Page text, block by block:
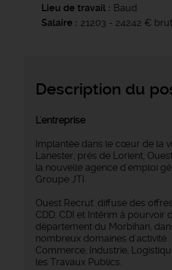
Lieu de travail
Baud
Salaire
21203 - 24242 €
Description du
L'entreprise
Implantée dans le cœur de la
Lanester, près de Lorient,
la nouvelle agence d'emploi
Groupe JTI.
Ouest Recrut' diffuse des
CDD, CDI et Intérim à pourvoir
département du Morbihan,
nombreux domaines d'activité
Commerce, Industrie,
les Travaux Publics.